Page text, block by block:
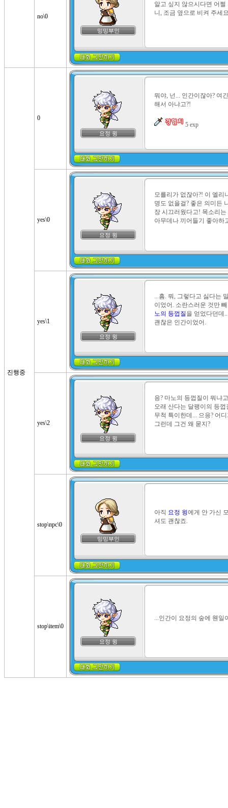
no\0
밍밍부인
알고 싶지 않으시다면 어
니, 조금 옆으로 비켜 주세
진행중
0
요정 윙
뭐야, 넌... 인간이잖아? 여
해서 아냐고?!
5 exp
yes\0
요정 윙
모를리가 없잖아?! 이 엘리
명도 없을걸? 좋은 의미든
장 시끄러웠다고! 목소리
아무데나 끼어들기 좋아하
yes\1
요정 윙
...흠. 뭐, 그렇다고 싫다는
이었어. 소란스러운 것만
노의 등껍질 을 얻었다던데
괜찮은 인간이었어.
yes\2
요정 윙
응? 마노의 등껍질이 뭐냐
오래 산다는 달팽이의 등
무척 특이한데... 으응? 어
그런데 그건 왜 묻지?
stop\npc\0
밍밍부인
아직 요정 윙에게 안 가신
셔도 괜찮죠.
stop\item\0
요정 윙
...인간이 요정의 숲에 웬일